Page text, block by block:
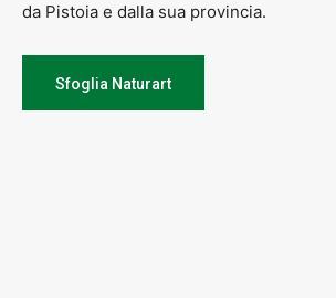
da Pistoia e dalla sua provincia.
Sfoglia Naturart